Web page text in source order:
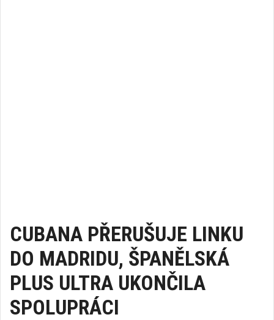
CUBANA PŘERUŠUJE LINKU
DO MADRIDU, ŠPANĚLSKÁ
PLUS ULTRA UKONČILA
SPOLUPRÁCI